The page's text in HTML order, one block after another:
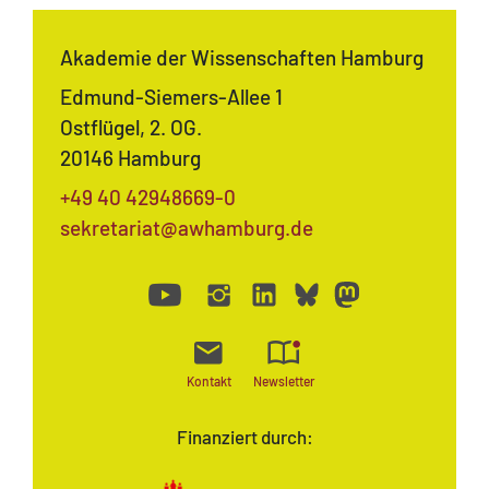
Finanziert durch:
Akademie der Wissenschaften Hamburg
Edmund-Siemers-Allee 1
Ostflügel, 2. OG.
20146 Hamburg
+49 40 42948669-0
sekretariat@awhamburg.de
Kontakt Newsletter